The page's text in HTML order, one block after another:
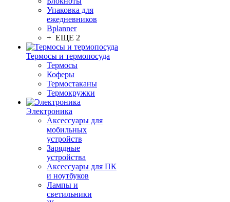
Упаковка для
ежедневников
Bplanner
+ ЕЩЕ 2
Термосы и термопосуда
Термосы
Коферы
Термостаканы
Термокружки
Электроника
Аксессуары для
мобильных
устройств
Зарядные
устройства
Аксессуары для ПК
и ноутбуков
Лампы и
светильники